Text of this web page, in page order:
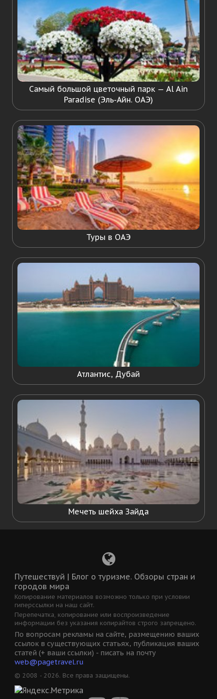
Самый большой цветочный парк — Al Ain
Paradise (Эль-Айн. ОАЭ)
Туры в ОАЭ
Атлантис, Дубай
Мечеть шейха Зайда
Путешествуй | Блог о туризме. Обзоры стран и
городов мира
Копирование материалов возможно только при условии
гиперссылки на наш сайт.
Перепечатка, копирование или воспроизведение
информации без указания копирайтов строго запрещено.
По вопросам рекламы на сайте, размещению ваших
ссылок в существующих статьях, публикация ваших
статей (+ ваши ссылки) - писать на почту
web@pagetravel.ru
© 2008 - 2026. Все права защищены.